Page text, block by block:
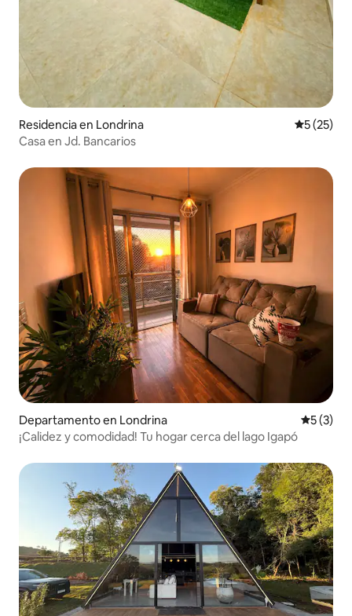
Residencia en Londrina
5 (25)
Casa en Jd. Bancarios
Departamento en Londrina
5 (3)
¡Calidez y comodidad! Tu hogar cerca del lago Igapó